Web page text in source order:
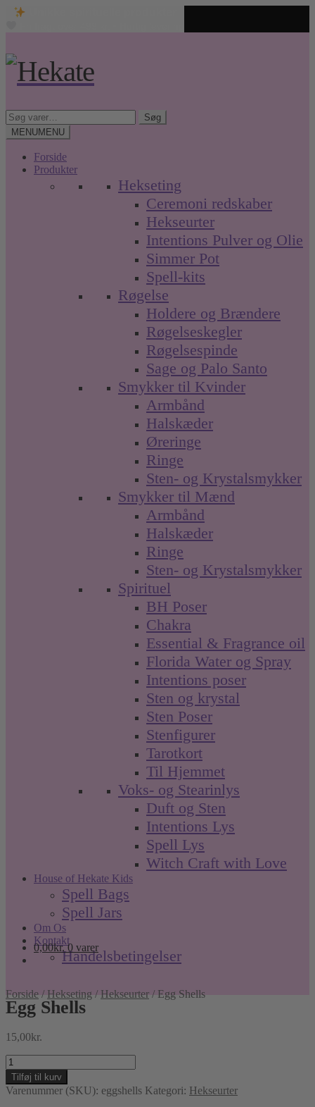
navigation
indhold
Søg
efter:
Søg
MENUMENU
Forside
Produkter
Hekseting
Ceremoni redskaber
Hekseurter
Intentions Pulver og Olie
Simmer Pot
Spell-kits
Røgelse
Holdere og Brændere
Røgelseskegler
Røgelsespinde
Sage og Palo Santo
Smykker til Kvinder
Armbånd
Halskæder
Øreringe
Ringe
Sten- og Krystalsmykker
Smykker til Mænd
Armbånd
Halskæder
Ringe
Sten- og Krystalsmykker
Spirituel
BH Poser
Chakra
Essential & Fragrance oil
Florida Water og Spray
Intentions poser
Sten og krystal
Sten Poser
Stenfigurer
Tarotkort
Til Hjemmet
Voks- og Stearinlys
Duft og Sten
Intentions Lys
Spell Lys
Witch Craft with Love
House of Hekate Kids
Spell Bags
Spell Jars
Om Os
Kontakt
Handelsbetingelser
0,00kr. 0 varer
Forside /Hekseting /Hekseurter/Egg Shells
Egg Shells
15,00kr.
Egg
Shells
antal
Tilføj til kurv
Varenummer (SKU): eggshells Kategori: Hekseurter